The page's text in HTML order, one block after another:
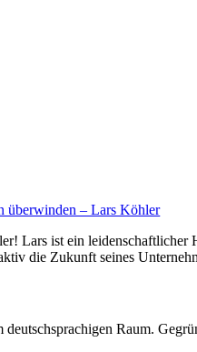
überwinden – Lars Köhler
Lars ist ein
die Zukunft seines
Raum.